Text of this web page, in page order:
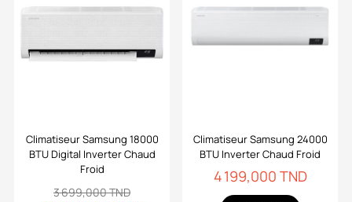
Climatiseur Samsung 18000
BTU Digital Inverter Chaud
Froid
3 699,000 TND
Climatiseur Samsung 24000
BTU Inverter Chaud Froid
4 199,000 TND